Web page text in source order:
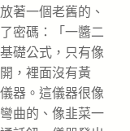
著一個老舊的、
密碼：「一醬二
礎公式，只有像
，裡面沒有黃
器。這儀器很像
曲的、像韭菜一